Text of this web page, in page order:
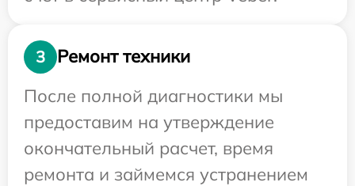
3
Ремонт техники
После полной диагностики мы
предоставим на утверждение
окончательный расчет, время
ремонта и займемся устранением